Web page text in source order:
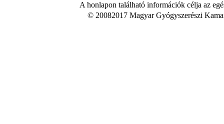
A honlapon található információk célja az
© 20082017 Magyar Gyógyszerészi